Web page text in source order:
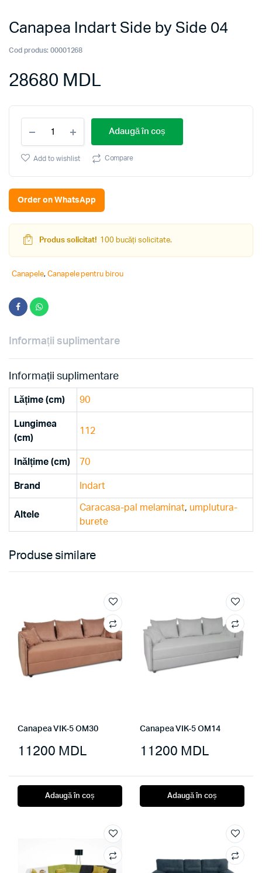
Canapea Indart Side by Side 04
Cod produs: 00001268
28680 MDL
Indart
Side
by
04
quantity
Adaugă în coș
Add to wishlist Compare
Order on WhatsApp
Produs solicitat! 100 bucăți solicitate.
Canapele, Canapele pentru birou
Informații suplimentare
Informații suplimentare
Lățime (cm) 90
Lungimea
(cm)
112
Inălțime (cm) 70
Brand Indart
Altele
Caracasa-pal melaminat, umplutura-
burete
Produse similare
Canapea VIK-5 OM30
11200 MDL
Adaugă în coș
Canapea VIK-5 OM14
11200 MDL
Adaugă în coș